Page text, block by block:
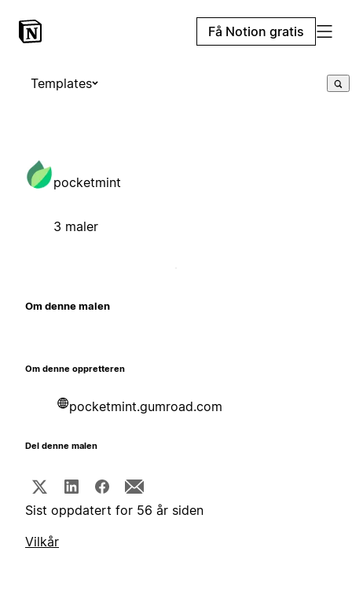
Få Notion gratis
Templates
pocketmint
3 maler
Om denne malen
Om denne oppretteren
pocketmint.gumroad.com
Del denne malen
Sist oppdatert for 56 år siden
Vilkår